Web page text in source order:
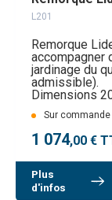
L201
Remorque
accompagner
jardinage du
admissible).
Dimensions
Sur commande
1 074,00 €
Plus
d'infos